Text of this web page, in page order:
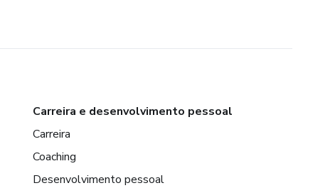
Carreira e desenvolvimento pessoal
Carreira
Coaching
Desenvolvimento pessoal